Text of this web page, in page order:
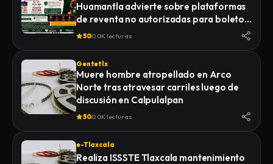
Huamantla advierte sobre plataformas
de reventa no autorizadas para boletos
de la Feria 2026
500.0K lecturas
Gentetlx
Muere hombre atropellado en Arco
Norte tras atravesar carriles luego de
discusión en Calpulalpan
500.0K lecturas
e-Tlaxcala
Realiza ISSSTE Tlaxcala mantenimiento